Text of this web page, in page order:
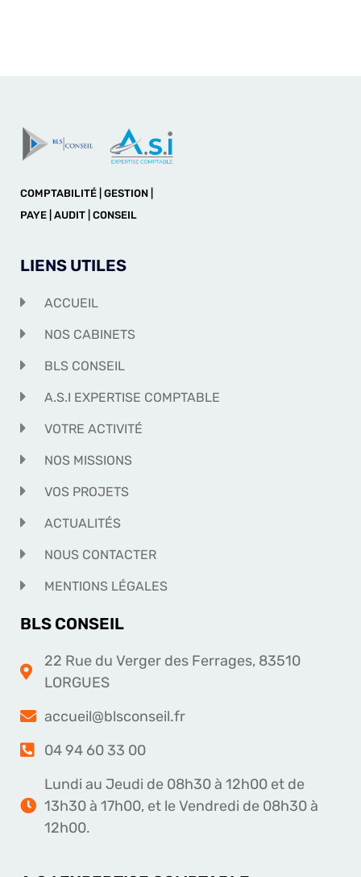
COMPTABILITÉ | GESTION |
PAYE | AUDIT | CONSEIL
LIENS UTILES
ACCUEIL
NOS CABINETS
BLS CONSEIL
A.S.I EXPERTISE COMPTABLE
VOTRE ACTIVITÉ
NOS MISSIONS
VOS PROJETS
ACTUALITÉS
NOUS CONTACTER
MENTIONS LÉGALES
BLS CONSEIL
22 Rue du Verger des Ferrages, 83510
LORGUES
accueil@blsconseil.fr
04 94 60 33 00
Lundi au Jeudi de 08h30 à 12h00 et de
13h30 à 17h00, et le Vendredi de 08h30 à
12h00.